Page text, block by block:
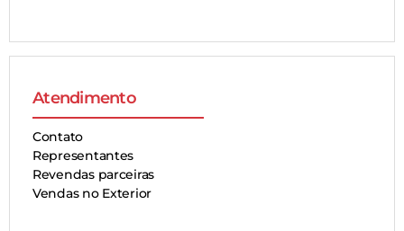
Atendimento
Contato
Representantes
Revendas parceiras
Vendas no Exterior